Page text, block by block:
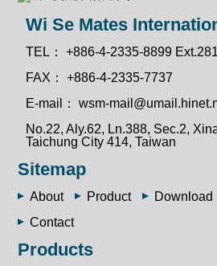
Wi Se Mates
TEL：+886-4-2335-8899 Ext.281
FAX：+886-4-2335-7737
E-mail：wsm-
No.22, Aly.62, Ln.388, Sec.2,
Taichung City 414, Taiwan
Sitemap
About Product Download
Contact
Products